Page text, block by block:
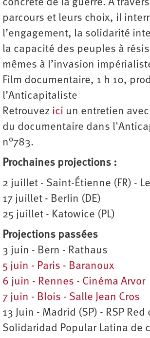
concrète de la guerre. À
parcours et leurs choix, il
l’engagement, la solidarité
la capacité des peuples à
mêmes à l’invasion
Film documentaire, 1 h 10,
l’Anticapitaliste
Retrouvez ici un entretien
du documentaire dans
n°783.
Prochaines projections :
2 juillet - Saint-Étienne (FR) -
17 juillet - Berlin (DE)
25 juillet - Katowice (PL)
Projections passées
3 juin - Bern - Rathaus
5 juin - Paris - Baranoux
6 juin - Rennes - Cinéma Arvor
7 juin - Blois - Salle Jean Cros
13 Juin - Madrid (SP) - RSP Red
Solidaridad Popular Latina de